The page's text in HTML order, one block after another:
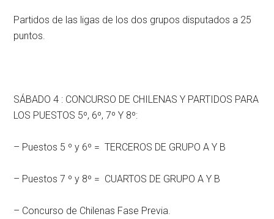
Partidos de las ligas de los dos grupos disputados a 25
puntos.
SÁBADO 4 : CONCURSO DE CHILENAS Y PARTIDOS PARA
LOS PUESTOS 5º, 6º, 7º Y 8º:
– Puestos 5 º y 6º = TERCEROS DE GRUPO A Y B
– Puestos 7 º y 8º = CUARTOS DE GRUPO A Y B
– Concurso de Chilenas Fase Previa.